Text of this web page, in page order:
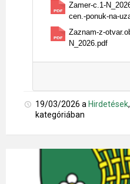
Zamer-c.1-
cen.-ponuk-na-
Zaznam-z-
N_2026.pdf
19/03/2026 a Hirdetések,
kategóriában